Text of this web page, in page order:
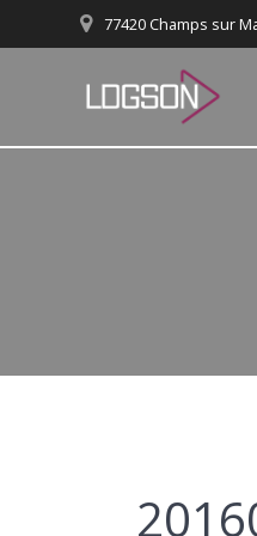
au
77420 Champs sur